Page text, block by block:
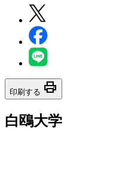
印刷する print
白鴎大学